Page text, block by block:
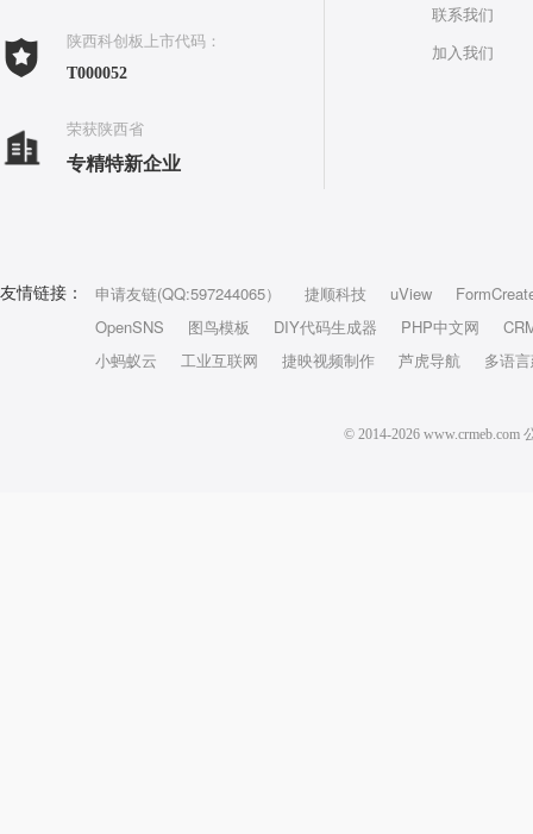
陕西科创板上市代码：
T000052
荣获陕西省
专精特新企业
联系我们
加入我们
友情链接： 申请友链(QQ:597244065） 捷顺科技 uView
OpenSNS
图鸟模板 DIY代码生成器 PHP中文网
小蚂蚁云
工业互联网 捷映视频制作 芦虎导航 多语
© 2014-2026